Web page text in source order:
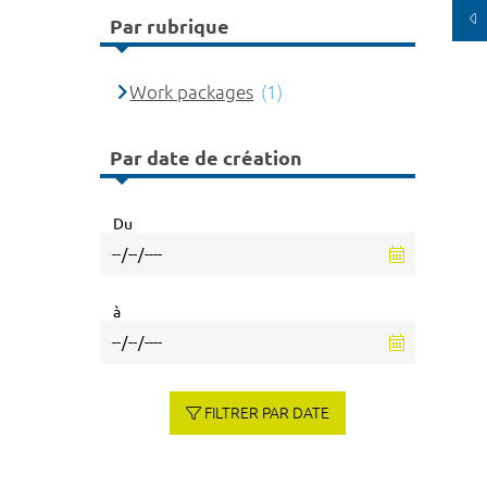
Par rubrique
Work packages (1)
Par date de création
Du
à
FILTRER PAR DATE